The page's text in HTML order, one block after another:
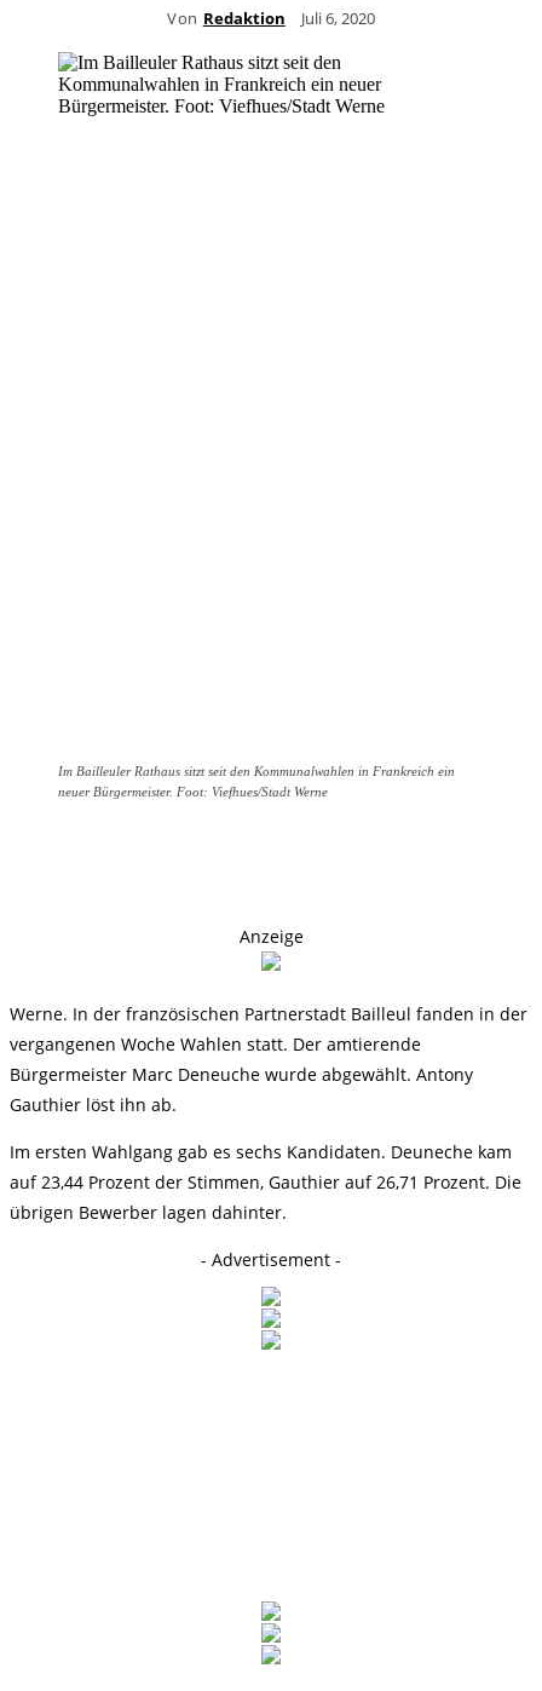
Von Redaktion Juli 6, 2020
Im Bailleuler Rathaus sitzt seit den Kommunalwahlen in Frankreich ein
neuer Bürgermeister. Foot: Viefhues/Stadt Werne
Anzeige
Werne. In der französischen Partnerstadt Bailleul fanden in der
vergangenen Woche Wahlen statt. Der amtierende
Bürgermeister Marc Deneuche wurde abgewählt. Antony
Gauthier löst ihn ab.
Im ersten Wahlgang gab es sechs Kandidaten. Deuneche kam
auf 23,44 Prozent der Stimmen, Gauthier auf 26,71 Prozent. Die
übrigen Bewerber lagen dahinter.
- Advertisement -